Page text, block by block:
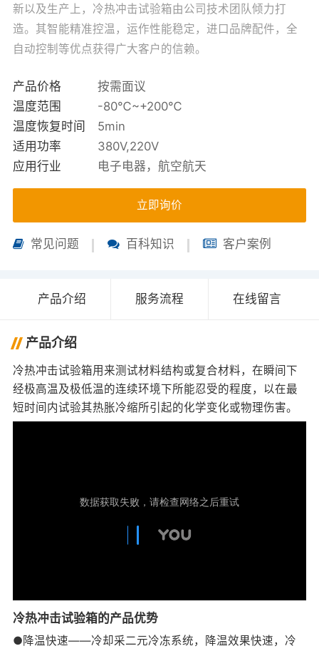
新以及生产上，冷热冲击试验箱由公司技术团队倾力打
造。其智能精准控温，运作性能稳定，进口品牌配件，全
自动控制等优点获得广大客户的信赖。
产品价格
按需面议
温度范围
-80℃~+200℃
温度恢复时间
5min
适用功率
380V,220V
应用行业
电子电器，航空航天
立即询价
常见问题 百科知识 客户案例
产品介绍 服务流程 在线留言
产品介绍
冷热冲击试验箱用来测试材料结构或复合材料，在瞬间下
经极高温及极低温的连续环境下所能忍受的程度，以在最
短时间内试验其热胀冷缩所引起的化学变化或物理伤害。
冷热冲击试验箱的产品优势
●降温快速——冷却采二元冷冻系统，降温效果快速，冷